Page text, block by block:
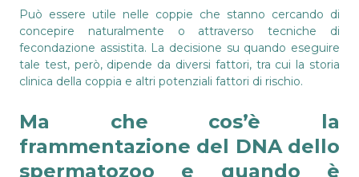
Può essere utile nelle coppie che stanno cercando di
concepire naturalmente o attraverso tecniche di
fecondazione assistita. La decisione su quando eseguire
tale test, però, dipende da diversi fattori, tra cui la storia
clinica della coppia e altri potenziali fattori di rischio.
Ma che cos’è la
frammentazione del DNA dello
spermatozoo e quando è